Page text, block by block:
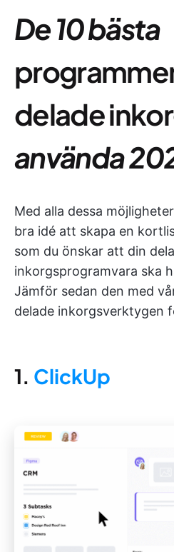
De 10 bästa
delade
använda
Med alla dessa
bra idé att skapa en
som du önskar att din
inkorgsprogramvara ska
Jämför sedan den med
delade inkorgsverktygen
1. ClickUp